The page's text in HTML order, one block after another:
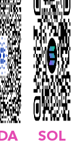
SOL